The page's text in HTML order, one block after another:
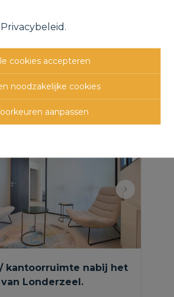
Privacybeleid .
cookies accepteren
noodzakelijke cookies
aanpassen
kantoorruimte nabij het
Londerzeel.